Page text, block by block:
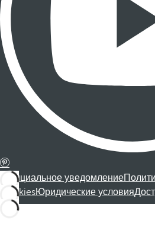
Официальное уведомление
CookiesЮридические условия